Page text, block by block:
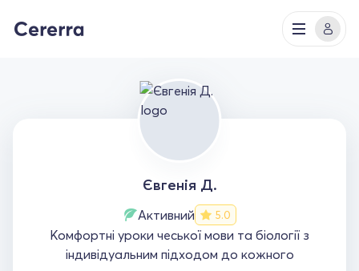
Євгенія Д.
Активний 5.0
Комфортні уроки чеської мови та біології з
індивідуальним підходом до кожного